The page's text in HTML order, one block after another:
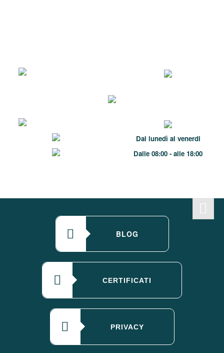
Dal lunedì al venerdi
Dalle 08:00 - alle 18:00
BLOG
CERTIFICATI
PRIVACY